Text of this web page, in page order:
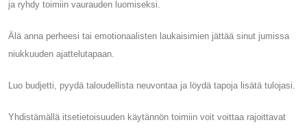
ja ryhdy toimiin vaurauden luomiseksi.
Älä anna perheesi tai emotionaalisten laukaisimien jättää sinut jumissa
niukkuuden ajattelutapaan.
Luo budjetti, pyydä taloudellista neuvontaa ja löydä tapoja lisätä tulojasi.
Yhdistämällä itsetietoisuuden käytännön toimiin voit voittaa rajoittavat